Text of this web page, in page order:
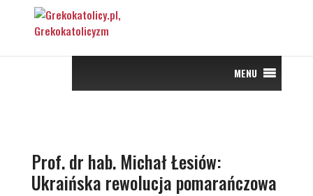
MENU
Prof. dr hab. Michał Łesiów:
Ukraińska rewolucja pomarańczowa